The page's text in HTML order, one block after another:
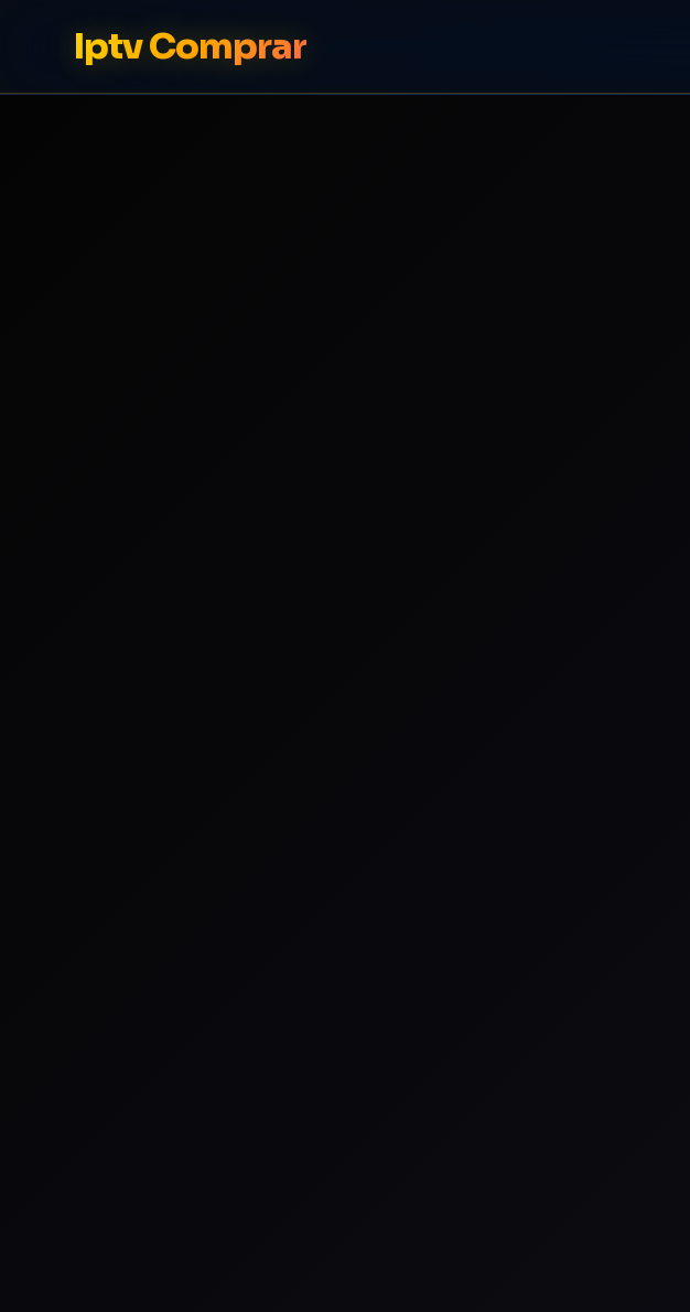
Iptv Comprar